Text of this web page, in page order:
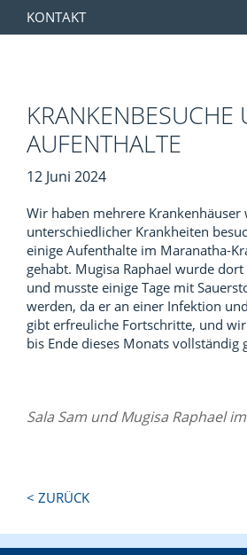
KONTAKT
KRANKENBESUCHE
AUFENTHALTE
12 Juni 2024
Wir haben mehrere Krankenhäuser
unterschiedlicher Krankheiten
einige Aufenthalte im Maranatha-
gehabt. Mugisa Raphael wurde
und musste einige Tage mit
werden, da er an einer Infektion
gibt erfreuliche Fortschritte, und
bis Ende dieses Monats vollständig
Sala Sam und Mugisa Raphael
Next
< ZURÜCK